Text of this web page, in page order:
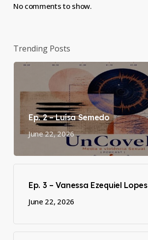
No comments to show.
Trending Posts
Ep. 2 – Luísa Semedo
June 22, 2026
Ep. 3 – Vanessa Ezequiel Lopes
June 22, 2026